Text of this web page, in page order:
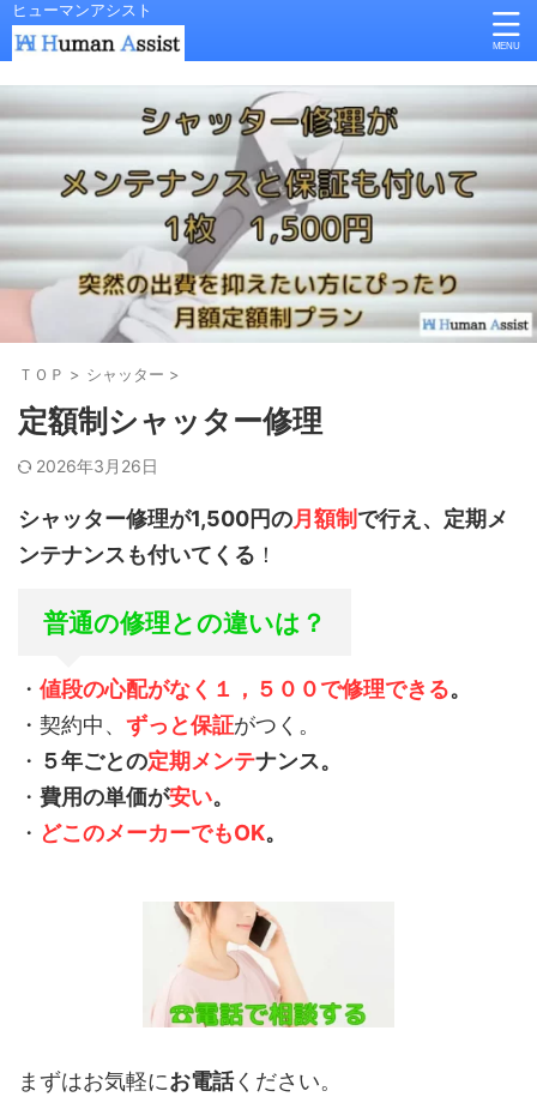
ヒューマンアシスト
ＴＯＰ > シャッター >
定額制シャッター修理
2026年3月26日
シャッター修理が1,500円の月額制 で行え、定期メ
ンテナンスも付いてくる ！
普通の修理との違いは？
・ 値段の心配がなく１，５００で修理できる。
・契約中、 ずっと保証がつく。
・ ５年ごとの定期メンテナンス。
・ 費用の単価が安い。
・ どこのメーカーでもOK。
まずはお気軽にお電話ください。